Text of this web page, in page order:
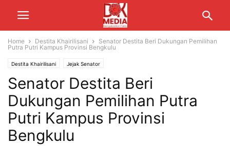
Home Destita Khairilisani
Senator Destita Beri Dukungan Pemilihan
Putra Putri Kampus Provinsi Bengkulu
Destita Khairilisani Jejak Senator
Senator Destita Beri
Dukungan Pemilihan Putra
Putri Kampus Provinsi
Bengkulu